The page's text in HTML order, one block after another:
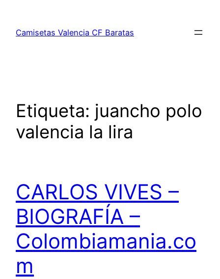
contenido
Camisetas Valencia CF Baratas
Etiqueta: juancho polo
valencia la lira
CARLOS VIVES –
BIOGRAFÍA –
Colombiamania.co
m